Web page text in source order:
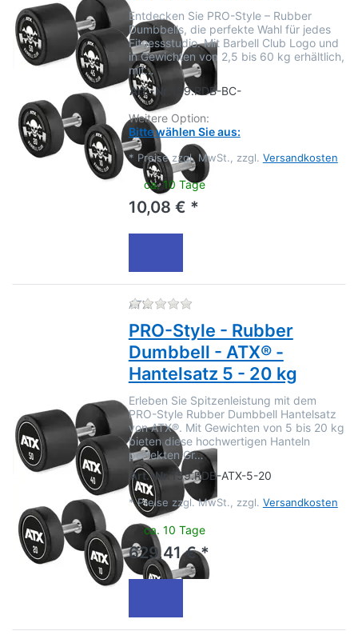
Entdecken Sie PRO-Style – Rubber
Dumbbells, die perfekte Wahl für jedes
Fitnessstudio. Mit Barbell Club Logo und
in Gewichten von 2,5 bis 60 kg erhältlich,
mit…
Art.-Nr.
159.RDB-BC-
Weitere Option:
Bitte wählen Sie aus:
* Preise zzgl. MwSt., zzgl. Versandkosten
ca. 10 Tage
10,08 € *
ATX Zu diesem Produkt liegen
PRO-Style - Rubber
Dumbbell - ATX® -
Hantelsatz 5 - 20 kg
Erleben Sie Spitzenleistung mit dem
PRO-Style Rubber Dumbbell Hantelsatz
von ATX®. Mit Gewichten von 5 bis 20 kg
bieten diese hochwertigen Hanteln
perfekten Gr…
Art.-Nr.159.RDB-ATX-5-20
* Preise zzgl. MwSt., zzgl. Versandkosten
ca. 10 Tage
629,41 € *